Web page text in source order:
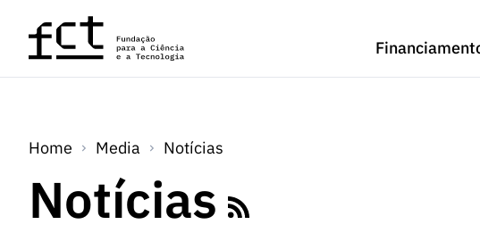
Saltar para o conteúdo principal
Home Media Notícias
Notícias